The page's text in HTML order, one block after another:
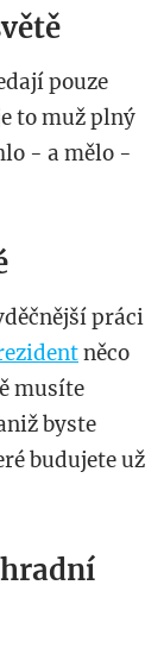
pouze
to muž plný
- a mělo -
práci
něco
musíte
byste
budujete už